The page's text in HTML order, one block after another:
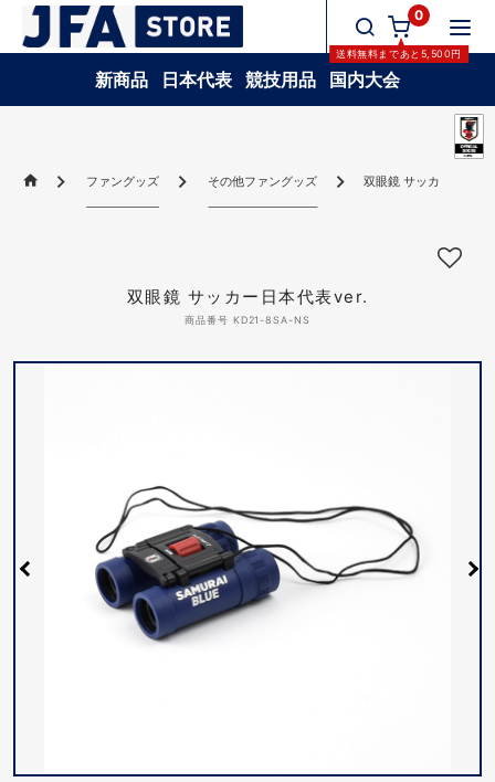
0
送料無料まであと 5,500円
新商品 日本代表 競技用品 国内大会
ファングッズ その他ファングッズ 双眼鏡 サッカー日本代
双眼鏡 サッカー日本代表ver.
商品番号 KD21-8SA-NS